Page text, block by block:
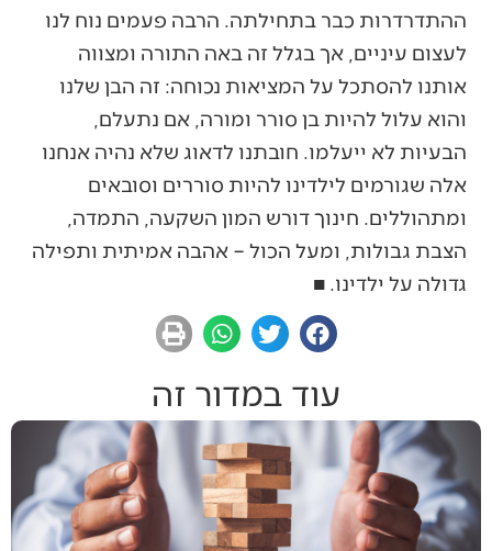
ההתדרדרות כבר בתחילתה. הרבה פעמים נוח לנו
לעצום עיניים, אך בגלל זה באה התורה ומצווה
אותנו להסתכל על המציאות נכוחה: זה הבן שלנו
והוא עלול להיות בן סורר ומורה, אם נתעלם,
הבעיות לא ייעלמו. חובתנו לדאוג שלא נהיה אנחנו
אלה שגורמים לילדינו להיות סוררים וסובאים
ומתהוללים. חינוך דורש המון השקעה, התמדה,
הצבת גבולות, ומעל הכול – אהבה אמיתית ותפילה
גדולה על ילדינו. ■
עוד במדור זה